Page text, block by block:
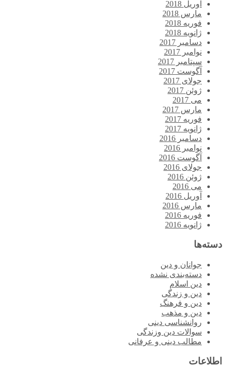
آوریل 2018
مارس 2018
فوریه 2018
ژانویه 2018
دسامبر 2017
نوامبر 2017
سپتامبر 2017
آگوست 2017
جولای 2017
ژوئن 2017
می 2017
مارس 2017
فوریه 2017
ژانویه 2017
دسامبر 2016
نوامبر 2016
آگوست 2016
جولای 2016
ژوئن 2016
می 2016
آوریل 2016
مارس 2016
فوریه 2016
ژانویه 2016
دسته‌ها
جوانان و دین
دسته‌بندی نشده
دین اسلام
دین و زندگی
دین و فرهنگ
دین و مذهب
روانشناسی دینی
سوالات دین وزندگی
مطالب دینی و عرفانی
اطلاعات